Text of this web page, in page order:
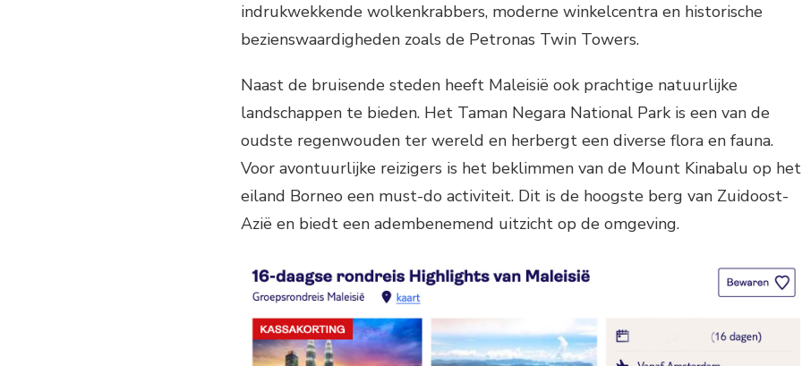
indrukwekkende wolkenkrabbers, moderne winkelcentra en historische
bezienswaardigheden zoals de Petronas Twin Towers.
Naast de bruisende steden heeft Maleisië ook prachtige natuurlijke
landschappen te bieden. Het Taman Negara National Park is een van de
oudste regenwouden ter wereld en herbergt een diverse flora en fauna.
Voor avontuurlijke reizigers is het beklimmen van de Mount Kinabalu op het
eiland Borneo een must-do activiteit. Dit is de hoogste berg van Zuidoost-
Azië en biedt een adembenemend uitzicht op de omgeving.